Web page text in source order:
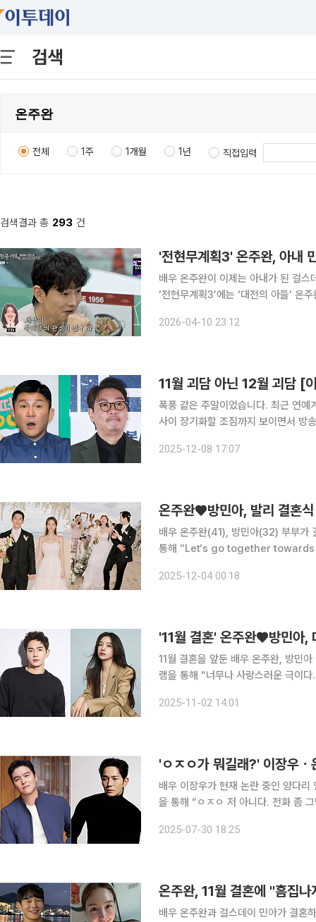
검색
전체 1주 1개월 1년 직접입력
검색결과 총 293 건
'전현무계획3' 온주완, 아내
배우 온주완이 이제는 아내가 된 걸스데이 민
‘전현무계획3’에는 ‘대전의 아들’ 온
녔는데 기사가 아예 안 났다”라며 “세
2026-04-10 23:12
11월 괴담 아닌 12월 괴담 [
폭풍 같은 주말이었습니다. 최근 연예
사이 장기화할 조짐까지 보이면서 방
담'은 수십 년째 명맥을 이어온, 매년
2025-12-08 17:07
온주완♥방민아, 발리 결혼
배우 온주완(41), 방민아(32) 부부가 결혼식 사진을 공개
통해 “Let‘s go together towards
모습이 담겼다. 특히 해변을 배경으로
2025-12-04 00:18
'11월 결혼' 온주완♥방민아,
11월 결혼을 앞둔 배우 온주완, 방민아 커플이 럽스타
램을 통해 “너무나 사랑스러운 극이
히 온주완은 캐스팅 보드에 담긴 자신
2025-11-02 14:01
배우 이장우가 현재 논란 중인 양다리 연예인 의혹에 반박
을 통해 “ㅇㅈㅇ 저 아니다. 전화 좀
내로 새 여자친구와 예능에서 결혼 준
2025-07-30 18:25
온주완, 11월 결혼에 "흠집
배우 온주완과 걸스데이 민아가 결혼하는 가운데 소감을